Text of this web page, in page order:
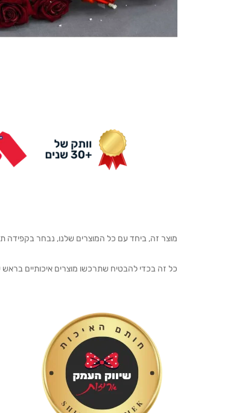
מוצר זה, ביחד עם כל המוצרים שלנו, נבחר בקפידה
כל זה בכדי להבטיח שתרכשו מוצרים איכותיים